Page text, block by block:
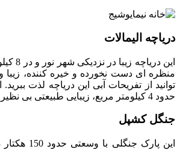
دریاچه الیمالات
این
منظره ای دست نخورده و خیره کننده،
توانید از تفریحات آبی این دریاچه لذت
حدود 4 کیلومتر مربع، زیبایی طبیعتی بی نظیری دارد.
جنگل کشپل